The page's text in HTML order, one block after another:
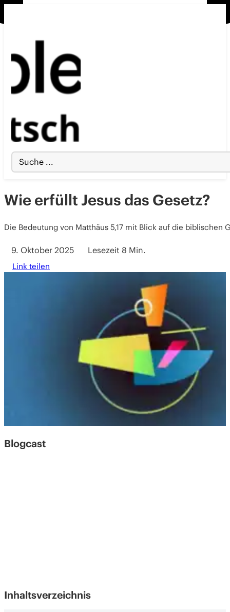
Search
...
Wie erfüllt Jesus das Gesetz?
Die Bedeutung von Matthäus 5,17 mit Blick auf die biblischen
9. Oktober 2025 Lesezeit 8 Min.
Link teilen
Blogcast
Inhaltsverzeichnis